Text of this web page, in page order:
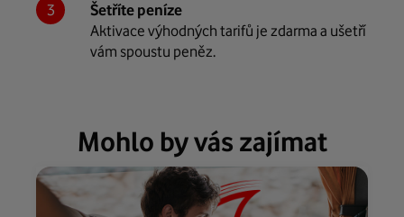
Šetříte peníze
Aktivace výhodných tarifů je zdarma a ušetří
vám spoustu peněz.
Mohlo by vás zajímat